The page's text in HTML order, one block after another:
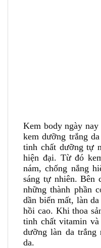
Kem body ngày nay
kem dưỡng trắng
tinh chất dưỡng tự
hiện đại. Từ đó
nám, chống nắng
sáng tự nhiên. Bên
những thành phần
dần biến mất, làn
hồi cao. Khi thoa
tinh chất vitamin và
dưỡng làn da
da.